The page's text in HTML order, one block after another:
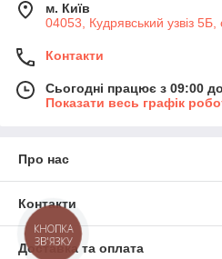
м. Київ
04053, Кудрявський узвіз
Контакти
Сьогодні працює з 09:00
Показати весь графік
Про нас
Контакти
Доставка та оплата
КНОПКА
ЗВ'ЯЗКУ